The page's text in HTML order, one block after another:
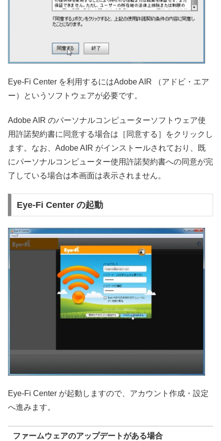
Eye-Fi Center を利用するにはAdobe AIR （アドビ・エア
ー）というソフトウェアが必要です。
Adobe AIR のパーソナルコンピューターソフトウェア使
用許諾契約書に同意する場合は［同意する］をクリックし
ます。なお、Adobe AIR がインストールされており、既
にパーソナルコンピューター使用許諾契約書への同意が完
了している場合は本画面は表示されません。
Eye-Fi Center の起動
Eye-Fi Center が起動しますので、アカウント作成・設定
へ進みます。
ファームウェアのアップデートがある場合